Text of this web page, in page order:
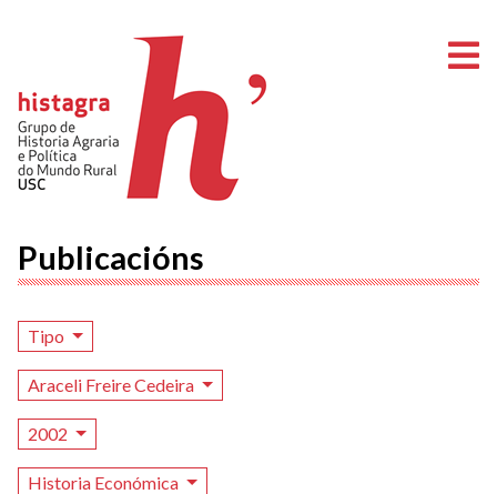
Publicacións
Tipo
Araceli Freire Cedeira
2002
Historia Económica